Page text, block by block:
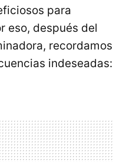
para
eso, después del
recordamos
indeseadas: